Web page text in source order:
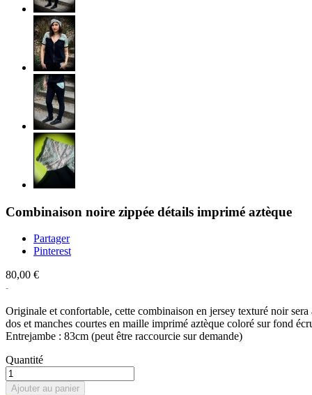
Combinaison noire zippée détails imprimé aztèque
Partager
Pinterest
80,00 €
Originale et confortable, cette combinaison en jersey texturé noir
dos et manches courtes en maille imprimé aztèque coloré sur fond
Entrejambe : 83cm (peut être raccourcie sur demande)
Quantité
Ajouter au panier